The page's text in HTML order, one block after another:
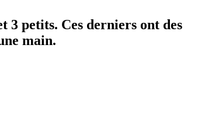
3 petits. Ces derniers ont des
main.